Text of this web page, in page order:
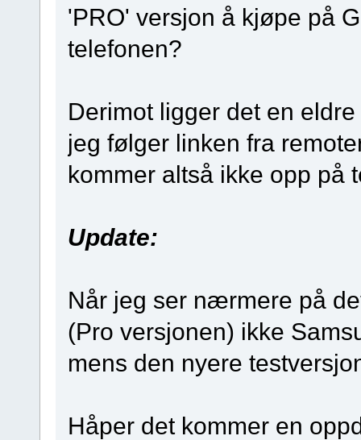
'PRO' versjon å kjøpe på
telefonen?
Derimot ligger det en
jeg følger linken fra
kommer altså ikke opp på
Update:
Når jeg ser nærmere på
(Pro versjonen) ikke
mens den nyere
Håper det kommer en